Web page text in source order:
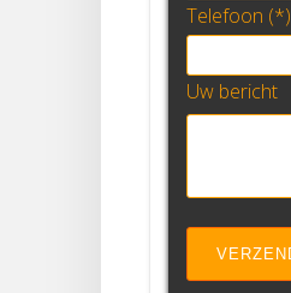
Telefoon (*)
Uw bericht